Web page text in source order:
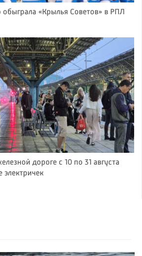
обыграла «Крылья Советов» в РПЛ
дороге с 10 по 31 августа
электричек